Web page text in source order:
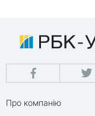
Про компанію